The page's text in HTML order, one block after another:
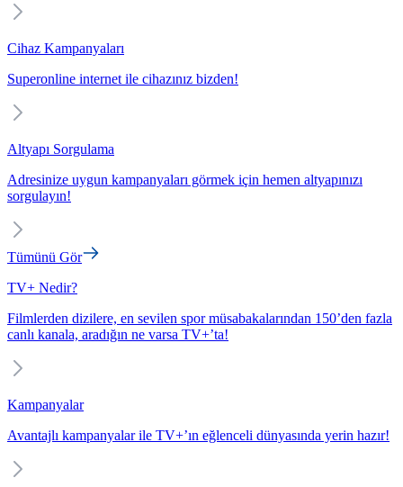
Cihaz Kampanyaları
Superonline internet ile cihazınız bizden!
Altyapı Sorgulama
Adresinize uygun kampanyaları görmek için hemen altyapınızı
sorgulayın!
Tümünü Gör
TV+ Nedir?
Filmlerden dizilere, en sevilen spor müsabakalarından 150’den fazla
canlı kanala, aradığın ne varsa TV+’ta!
Kampanyalar
Avantajlı kampanyalar ile TV+’ın eğlenceli dünyasında yerin hazır!